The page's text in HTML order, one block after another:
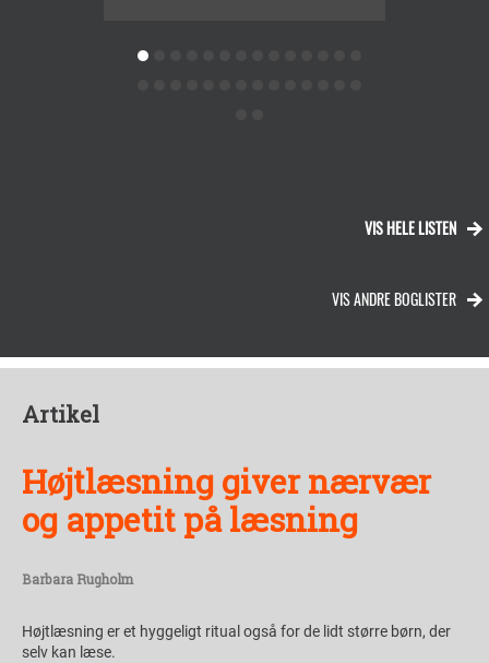
VIS HELE LISTEN
VIS ANDRE BOGLISTER
Artikel
Højtlæsning giver nærvær
og appetit på læsning
Barbara Rugholm
Højtlæsning er et hyggeligt ritual også for de lidt større børn, der
selv kan læse.